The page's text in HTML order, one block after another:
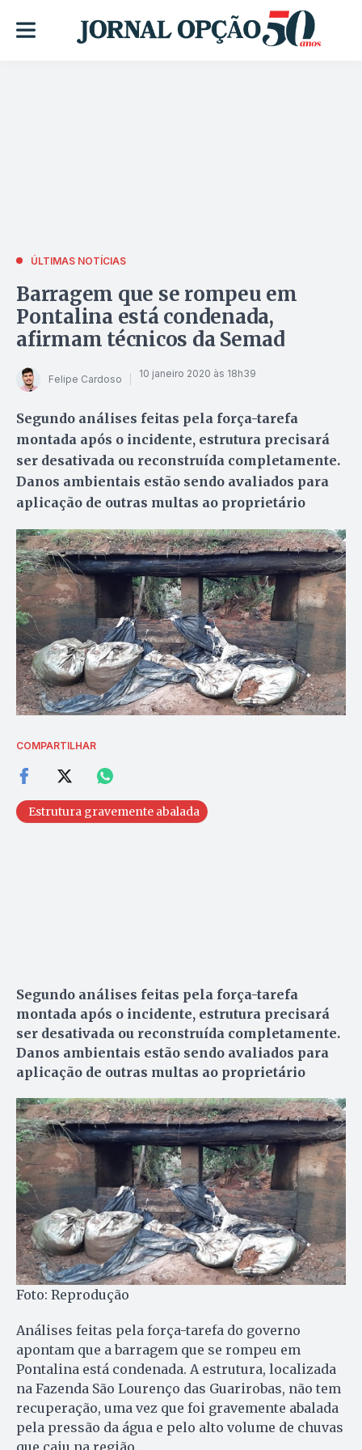
ÚLTIMAS NOTÍCIAS
Barragem que se rompeu em
Pontalina está condenada,
afirmam técnicos da Semad
Felipe Cardoso 10 janeiro 2020 às 18h39
Segundo análises feitas pela força-tarefa
montada após o incidente, estrutura precisará
ser desativada ou reconstruída completamente.
Danos ambientais estão sendo avaliados para
aplicação de outras multas ao proprietário
COMPARTILHAR
Estrutura gravemente abalada
Segundo análises feitas pela força-tarefa
montada após o incidente, estrutura precisará
ser desativada ou reconstruída completamente.
Danos ambientais estão sendo avaliados para
aplicação de outras multas ao proprietário
Foto: Reprodução
Análises feitas pela força-tarefa do governo
apontam que a barragem que se rompeu em
Pontalina está condenada. A estrutura, localizada
na Fazenda São Lourenço das Guarirobas, não tem
recuperação, uma vez que foi gravemente abalada
pela pressão da água e pelo alto volume de chuvas
que caiu na região.